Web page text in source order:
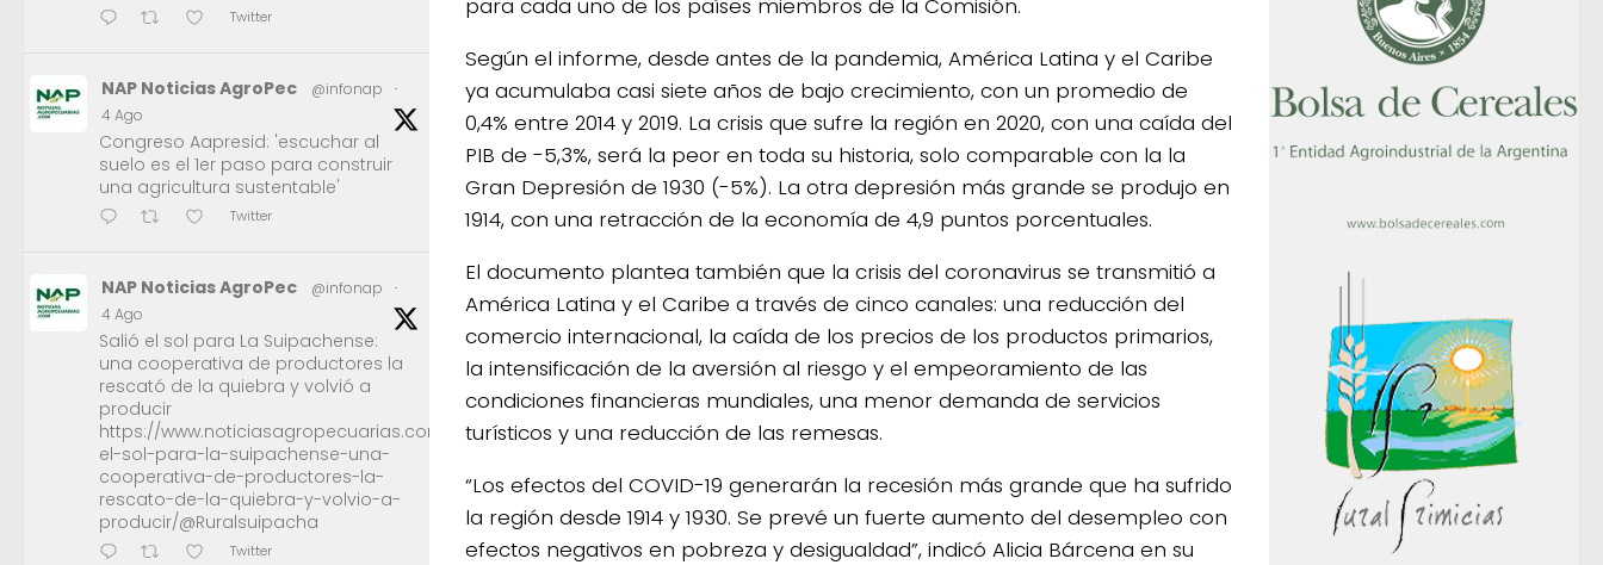
para cada uno de los países miembros de la Comisión.
Según el informe, desde antes de la pandemia, América Latina y el Caribe
ya acumulaba casi siete años de bajo crecimiento, con un promedio de
0,4% entre 2014 y 2019. La crisis que sufre la región en 2020, con una caída del
PIB de -5,3%, será la peor en toda su historia, solo comparable con la la
Gran Depresión de 1930 (-5%). La otra depresión más grande se produjo en
1914, con una retracción de la economía de 4,9 puntos porcentuales.
El documento plantea también que la crisis del coronavirus se transmitió a
América Latina y el Caribe a través de cinco canales: una reducción del
comercio internacional, la caída de los precios de los productos primarios,
la intensificación de la aversión al riesgo y el empeoramiento de las
condiciones financieras mundiales, una menor demanda de servicios
turísticos y una reducción de las remesas.
“Los efectos del COVID-19 generarán la recesión más grande que ha sufrido
la región desde 1914 y 1930. Se prevé un fuerte aumento del desempleo con
efectos negativos en pobreza y desigualdad”, indicó Alicia Bárcena en su
Twitter
NAP Noticias AgroPec @infonap
·
4 Ago
Congreso Aapresid: 'escuchar al
suelo es el 1er paso para construir
una agricultura sustentable'
Twitter
NAP Noticias AgroPec @infonap
·
4 Ago
Salió el sol para La Suipachense:
una cooperativa de productores la
rescató de la quiebra y volvió a
producir
https://www.noticiasagropecuarias.com/2026/08/04/salio-
el-sol-para-la-suipachense-una-
cooperativa-de-productores-la-
rescato-de-la-quiebra-y-volvio-a-
producir/@Ruralsuipacha
Twitter